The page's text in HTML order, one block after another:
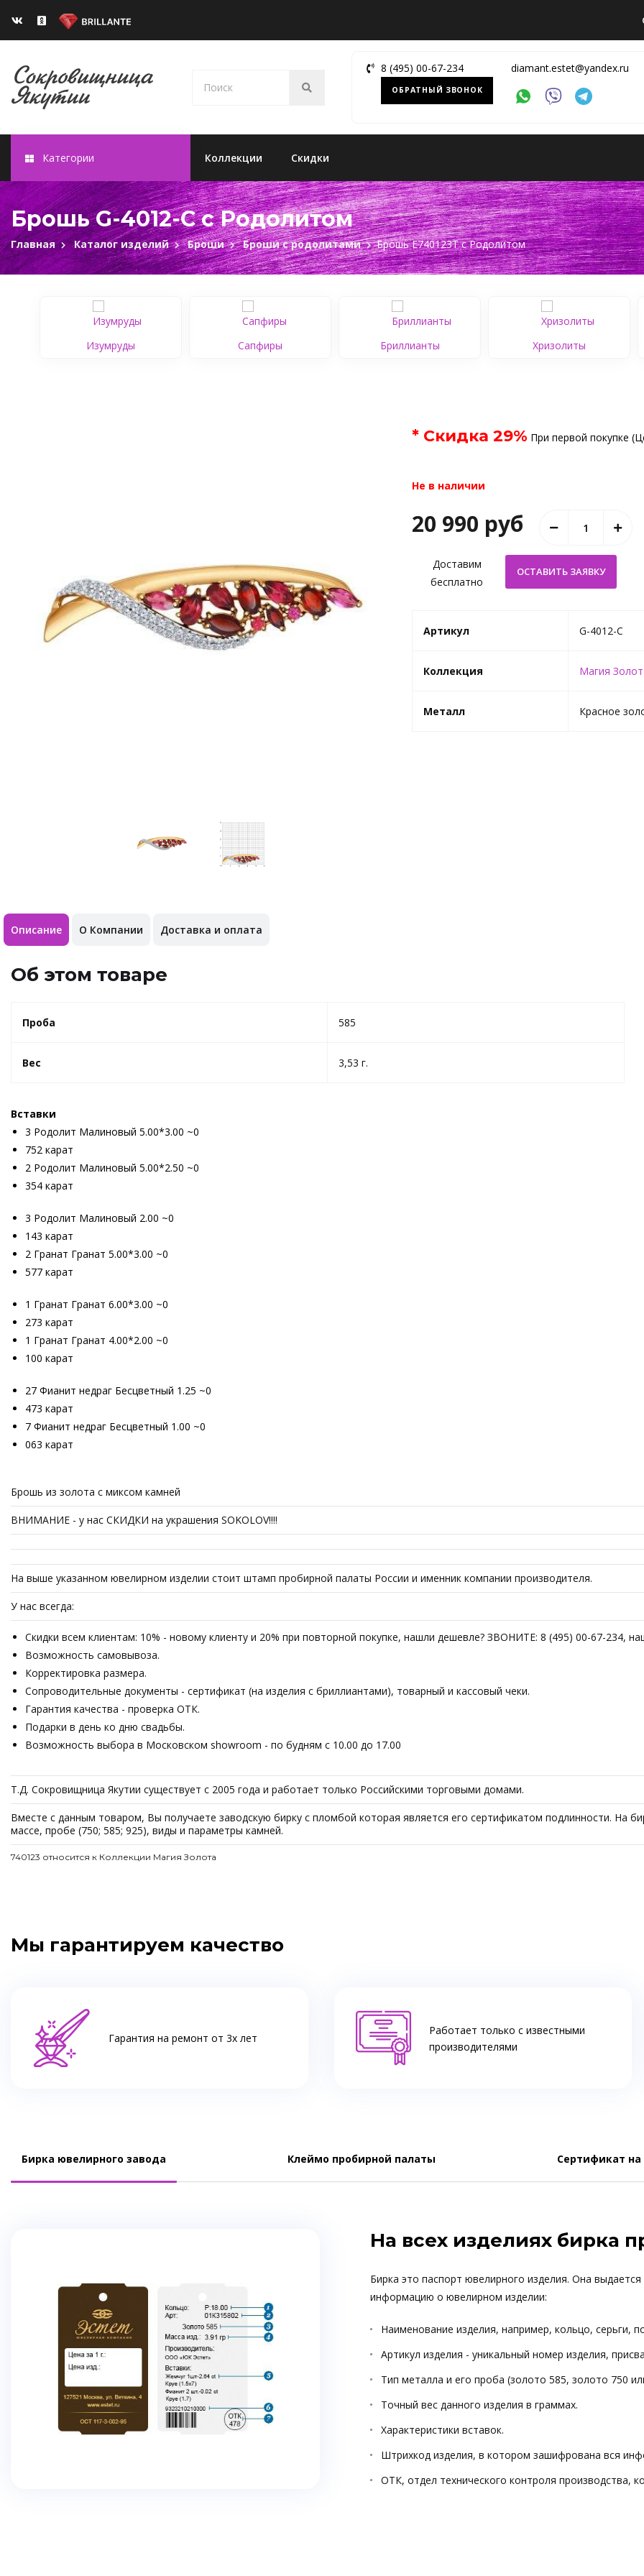
8 (495) 00-67-234
ОБРАТНЫЙ ЗВОНОК
diamant.estet@yandex.ru
Категории Коллекции Скидки
Брошь G-4012-C с Родолитом
Главная Каталог изделий Броши Броши с родолитами Брошь Е740123Т с Родолитом
Изумруды Сапфиры Бриллианты Хризолиты
* Скидка 29% При первой покупке
Не в наличии
20 990 руб
Доставим
бесплатно
Артикул G-4012-C
Коллекция Магия
Металл Красное
Описание О Компании Доставка и оплата
Об этом товаре
Проба 585
Вес 3,53 г.
Вставки
3 Родолит Малиновый 5.00*3.00 ~0
752 карат
2 Родолит Малиновый 5.00*2.50 ~0
354 карат
3 Родолит Малиновый 2.00 ~0
143 карат
2 Гранат Гранат 5.00*3.00 ~0
577 карат
1 Гранат Гранат 6.00*3.00 ~0
273 карат
1 Гранат Гранат 4.00*2.00 ~0
100 карат
27 Фианит недраг Бесцветный 1.25 ~0
473 карат
7 Фианит недраг Бесцветный 1.00 ~0
063 карат
Брошь из золота с миксом камней
ВНИМАНИЕ - у нас СКИДКИ на украшения SOKOLOV!!!!
На выше указанном ювелирном изделии стоит штамп пробирной палаты России и именник компании производителя.
У нас всегда:
Скидки всем клиентам: 10% - новому клиенту и 20% при повторной покупке, нашли дешевле? ЗВОНИТЕ: 8 (495) 00-67-234,
Возможность самовывоза.
Корректировка размера.
Сопроводительные документы - сертификат (на изделия с бриллиантами), товарный и кассовый чеки.
Гарантия качества - проверка ОТК.
Подарки в день ко дню свадьбы.
Возможность выбора в Московском showroom - по будням с 10.00 до 17.00
Т.Д. Сокровищница Якутии существует с 2005 года и работает только Российскими торговыми домами.
Вместе с данным товаром, Вы получаете заводскую бирку с пломбой которая является его сертификатом подлинности. На
массе, пробе (750; 585; 925), виды и параметры камней.
740123 относится к Коллекции Магия Золота
Мы гарантируем качество
Гарантия на ремонт от 3х лет
Работает только с известными
производителями
Бирка ювелирного завода Клеймо пробирной палаты Сертификат
На всех изделиях бирка
Бирка это паспорт ювелирного изделия. Она
информацию о ювелирном изделии:
Наименование изделия, например, кольцо, серьги,
Артикул изделия - уникальный номер изделия,
Тип металла и его проба (золото 585, золото 750
Точный вес данного изделия в граммах.
Характеристики вставок.
Штрихкод изделия, в котором зашифрована вся
ОТК, отдел технического контроля производства,